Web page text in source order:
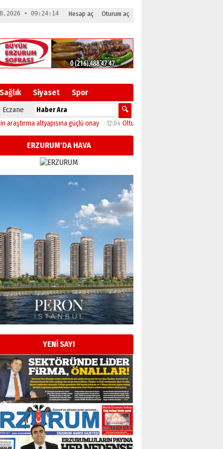
Hesap aç Oturum aç
• 09:24:14
Sağlık Siyaset Spor
altyapısına güçlü onay 12:04Oltu’da festival coşkusu konserle zirveye
ERZURUM'DA HAVA
YENİ SAYI
Esat BİNDESEN
Başkan Sekmen’den Erzurum’a
bir vizyon proje daha!
02 Ağustos 2026 Pazar
Kadir SABUNCUOĞLU
Erzurumspor’un köşe taşları
29 Haziran 2026 Pazartesi
Kenan GÜLERCİ
Murat Şahsuvaroğlu ERKON’da
çıtayı yukarı taşırken,
yönetimdekiler aşağı
çekmemeli!
17 Şubat 2026 SalıOrhan BOZKURT
Bir fotoğraf, bir şehir, bir
gazeteci… Dizginler kimin
elinde?
31 Mart 2026 Salı
A. Berhan Yılmaz